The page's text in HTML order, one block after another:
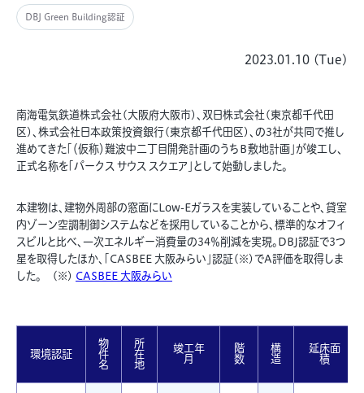
DBJ Green Building認証
2023.01.10 (Tue)
南海電気鉄道株式会社(大阪府大阪市)、双日株式会社(東京都千代田
区)、株式会社日本政策投資銀行(東京都千代田区)、の3社が共同で推し
進めてきた「（仮称）難波中二丁目開発計画のうちＢ敷地計画」が竣工し、
正式名称を「パークス サウス スクエア」として始動しました。
本建物は、建物外周部の窓面にLow-Eガラスを実装していることや、貸室
内ゾーン空調制御システムなどを採用していることから、標準的なオフィ
スビルと比べ、一次エネルギー消費量の34％削減を実現。DBJ認証で3つ
星を取得したほか、「CASBEE 大阪みらい」認証(※)でA評価を取得しま
した。 (※) CASBEE 大阪みらい
環境認証
物
件
名
所
在
地
竣工年
月
階
数
構
造
延床面
積